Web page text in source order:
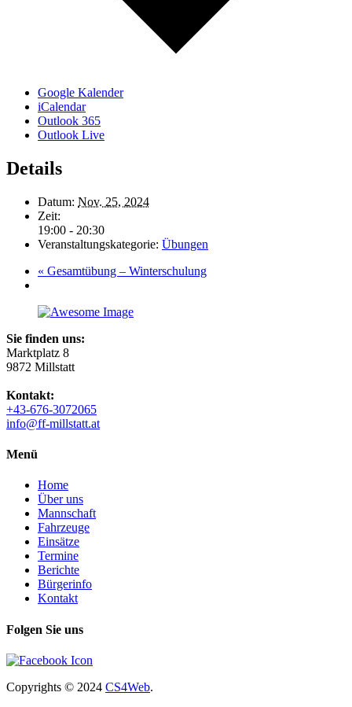
Google Kalender
iCalendar
Outlook 365
Outlook Live
Details
Datum: Nov. 25, 2024
Zeit:
19:00 - 20:30
Veranstaltungskategorie: Übungen
« Gesamtübung – Winterschulung
Sie finden uns:
Marktplatz 8
9872 Millstatt
Kontakt:
+43-676-3072065
info@ff-millstatt.at
Menü
Home
Über uns
Mannschaft
Fahrzeuge
Einsätze
Termine
Berichte
Bürgerinfo
Kontakt
Folgen Sie uns
Copyrights © 2024 CS4Web.